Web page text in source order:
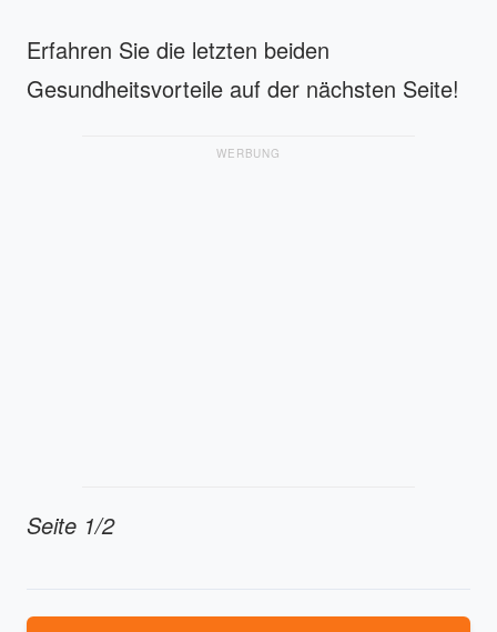
Erfahren Sie die letzten beiden
Gesundheitsvorteile auf der nächsten Seite!
WERBUNG
Seite 1/2